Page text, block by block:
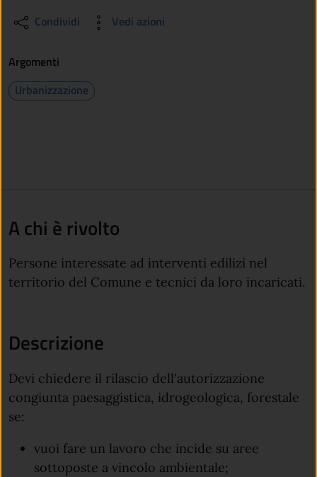
Condividi Vedi azioni
Argomenti
Urbanizzazione
A chi è rivolto
Persone interessate ad interventi edilizi nel
territorio del Comune e tecnici da loro incaricati.
Descrizione
Devi chiedere il rilascio dell'autorizzazione
congiunta paesaggistica, idrogeologica, forestale
se:
vuoi fare un lavoro che incide su aree
sottoposte a vincolo ambientale;